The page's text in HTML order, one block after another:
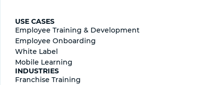
USE CASES
Employee Training & Development
Employee Onboarding
White Label
Mobile Learning
INDUSTRIES
Franchise Training